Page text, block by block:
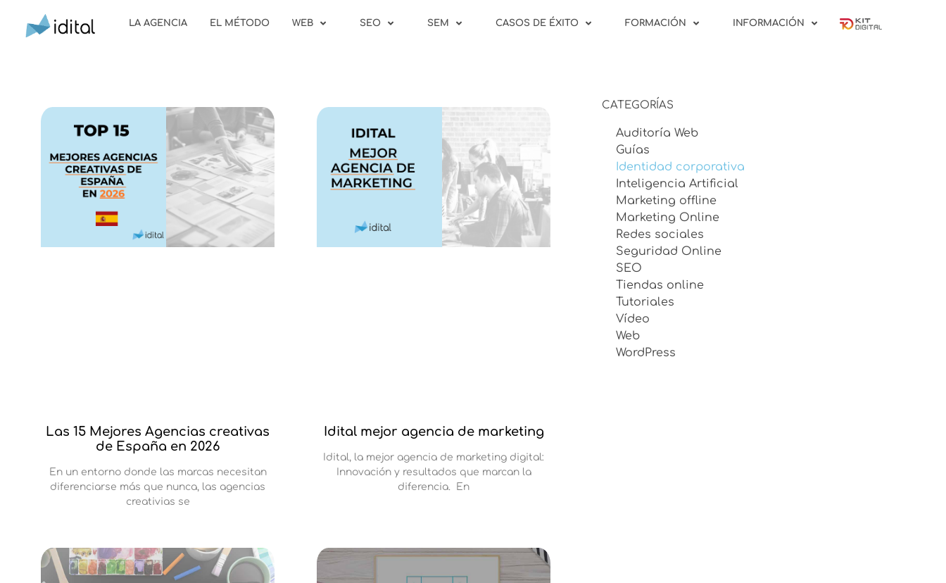
LA AGENCIA EL MÉTODO WEB SEO SEM CASOS DE ÉXITO FORMACIÓN INFORMACIÓN
Las 15 Mejores Agencias creativas
de España en 2026
En un entorno donde las marcas necesitan
diferenciarse más que nunca, las agencias
creativias se
Idital mejor agencia de marketing
Idital, la mejor agencia de marketing digital:
Innovación y resultados que marcan la
diferencia. En
CATEGORÍAS
Auditoría Web
Guías
Identidad corporativa
Inteligencia Artificial
Marketing offline
Marketing Online
Redes sociales
Seguridad Online
SEO
Tiendas online
Tutoriales
Vídeo
Web
WordPress